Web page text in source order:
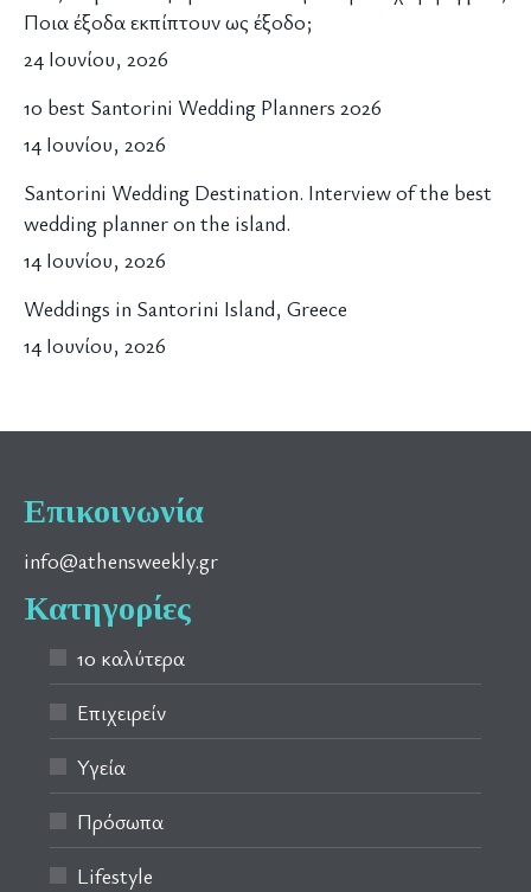
Ποια έξοδα εκπίπτουν ως έξοδο;
24 Ιουνίου, 2026
10 best Santorini Wedding Planners 2026
14 Ιουνίου, 2026
Santorini Wedding Destination. Interview of the best
wedding planner on the island.
14 Ιουνίου, 2026
Weddings in Santorini Island, Greece
14 Ιουνίου, 2026
Επικοινωνία
info@athensweekly.gr
Κατηγορίες
10 καλύτερα
Επιχειρείν
Υγεία
Πρόσωπα
Lifestyle